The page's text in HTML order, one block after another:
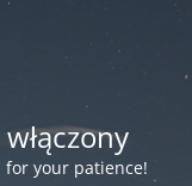
for your patience!